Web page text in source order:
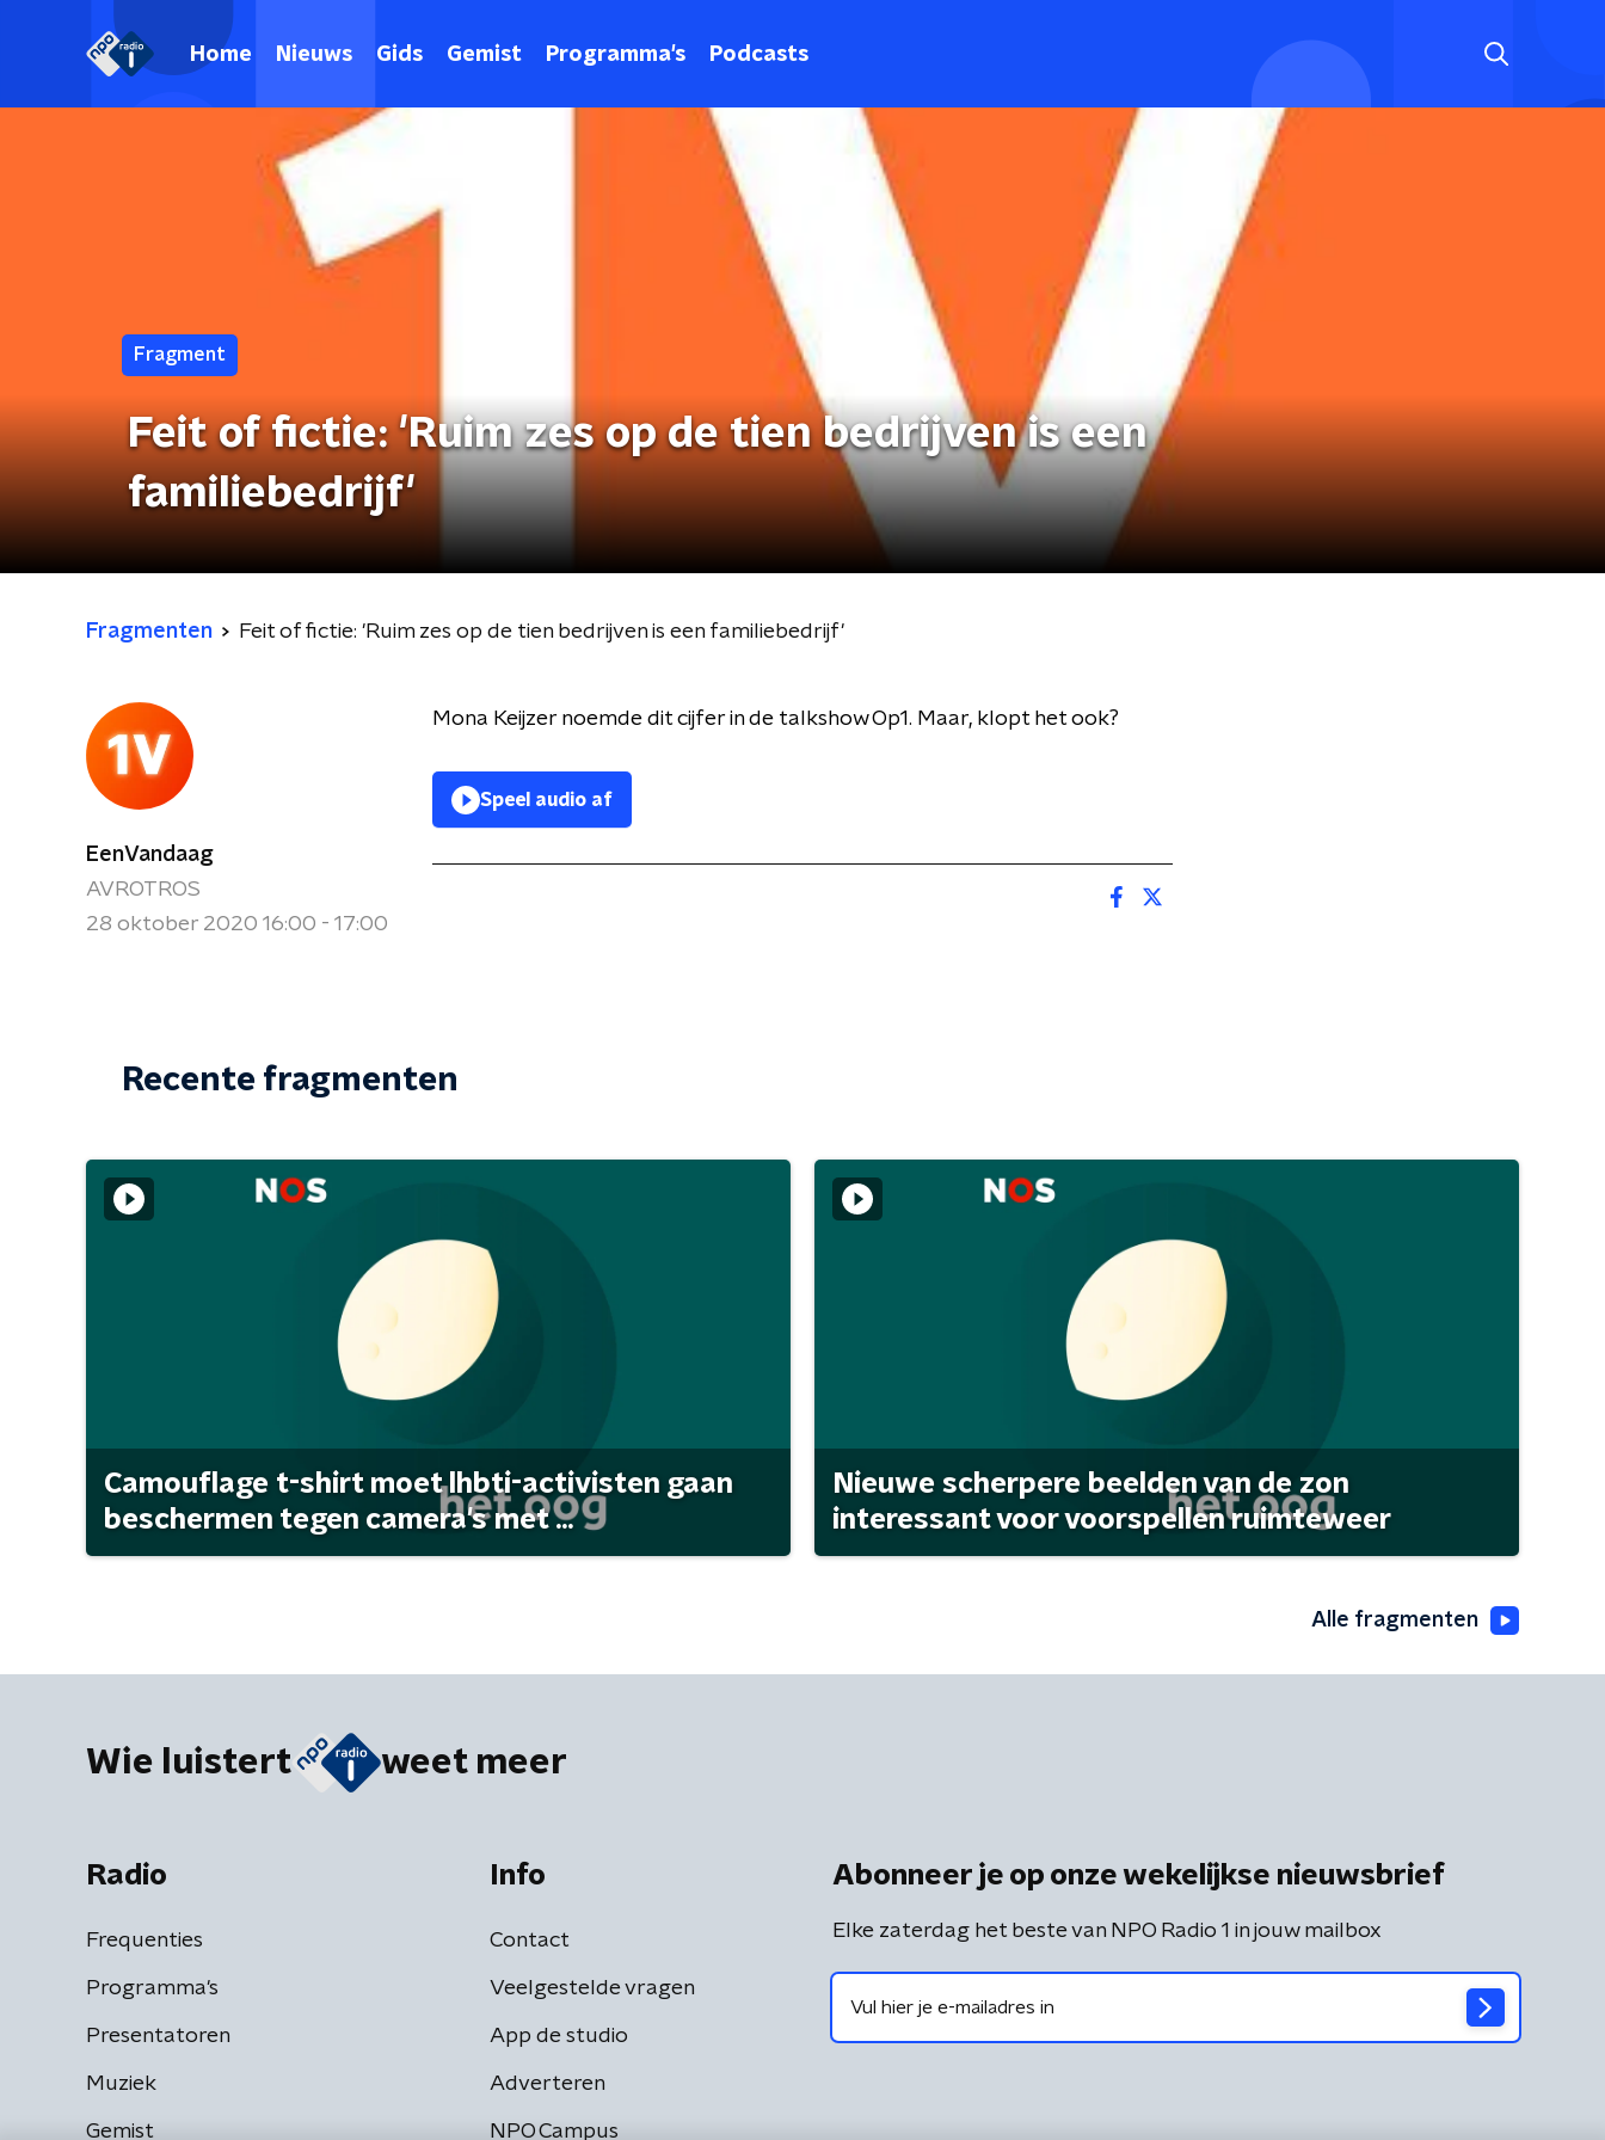
Home Nieuws Gids Gemist Programma's Podcasts
Fragment
Feit of fictie: 'Ruim zes op de tien bedrijven is een
familiebedrijf'
Fragmenten Feit of fictie: 'Ruim zes op de tien bedrijven is een familiebedrijf'
EenVandaag
AVROTROS
28 oktober 2020 16:00 - 17:00
Mona Keijzer noemde dit cijfer in de talkshow Op1. Maar, klopt het ook?
Speel audio af
Recente fragmenten
Camouflage t-shirt moet lhbti-activisten gaan
beschermen tegen camera's met ...
Nieuwe scherpere beelden van de zon
interessant voor voorspellen ruimteweer
Alle fragmenten
Wie luistert weet meer
Radio
Frequenties
Programma's
Presentatoren
Muziek
Gemist
Info
Contact
Veelgestelde vragen
App de studio
Adverteren
NPO Campus
Abonneer je op onze wekelijkse nieuwsbrief
Elke zaterdag het beste van NPO Radio 1 in jouw mailbox